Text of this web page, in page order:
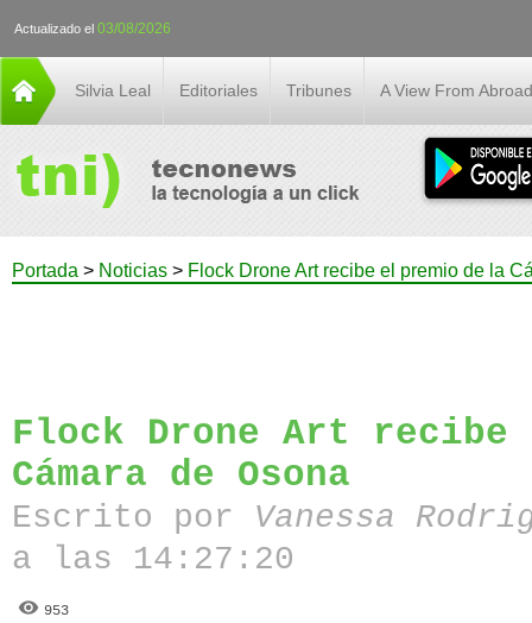
Actualizado el 03/08/2026
Silvia Leal Editoriales Tribunes A View From Abroad
Portada > Noticias > Flock Drone Art recibe el premio de la
Flock Drone Art
Cámara de Osona
Escrito por Vanessa
a las 14:27:20
953